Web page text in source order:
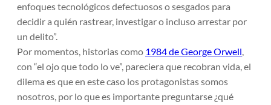
enfoques tecnológicos defectuosos o sesgados para
decidir a quién rastrear, investigar o incluso arrestar por
un delito”.
Por momentos, historias como 1984 de George Orwell,
con “el ojo que todo lo ve”, pareciera que recobran vida, el
dilema es que en este caso los protagonistas somos
nosotros, por lo que es importante preguntarse ¿qué